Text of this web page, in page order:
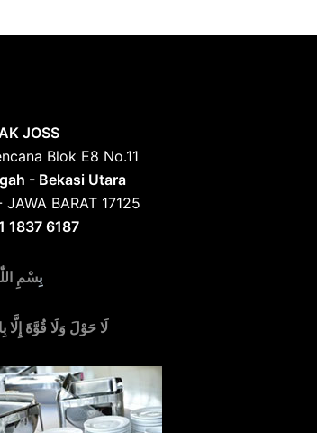
JOSS
Blok E8 No.11
- Bekasi Utara
JAWA BARAT 17125
1837 6187
بِسْمِ
لَا حَوْلَ وَلَا قُوَّةَ إِلَّا